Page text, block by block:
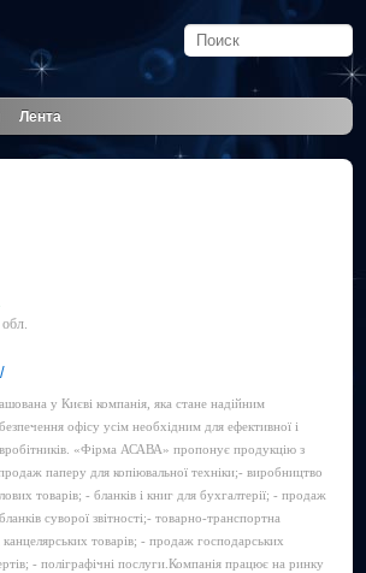
Лента
у Києві компанія, яка стане надійним
офісу усім необхідним для ефективної і
«Фірма АСАВА» пропонує продукцію з
паперу для копіювальної техніки;- виробництво
товарів; - бланків і книг для бухгалтерії; - продаж
суворої звітності;- товарно-транспортна
товарів; - продаж господарських
- поліграфічні послуги.Компанія працює на ринку